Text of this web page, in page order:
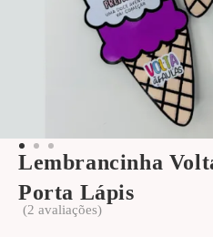
Lembrancinha
Porta Lápis
(2 avaliações)